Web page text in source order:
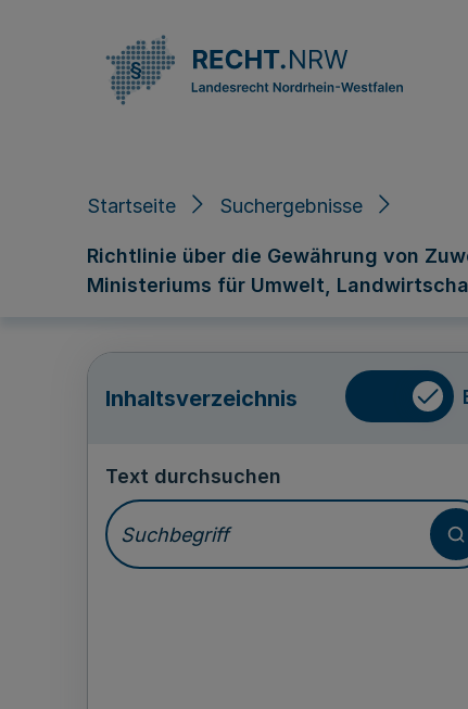
Startseite Suchergebnisse
Richtlinie über die Gewährung von
Ministeriums für Umwelt,
Inhaltsverzeichnis
Text durchsuchen